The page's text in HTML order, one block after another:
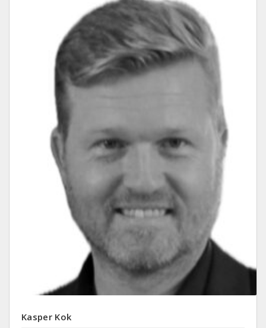
Kasper Kok